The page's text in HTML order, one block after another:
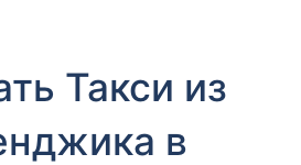
Такси из
в